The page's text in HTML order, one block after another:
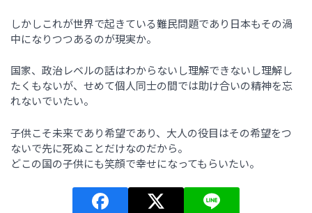
しかしこれが世界で起きている難民問題であり日本もその渦
中になりつつあるのが現実か。
国家、政治レベルの話はわからないし理解できないし理解し
たくもないが、せめて個人同士の間では助け合いの精神を忘
れないでいたい。
子供こそ未来であり希望であり、大人の役目はその希望をつ
ないで先に死ぬことだけなのだから。
どこの国の子供にも笑顔で幸せになってもらいたい。